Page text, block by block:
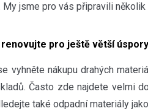
My jsme pro vás připravili
renovujte pro ještě větší
vyhněte nákupu drahých
Často zde najdete velmi
také odpadní materiály